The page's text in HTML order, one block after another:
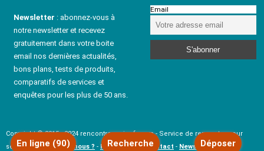
Newsletter : abonnez-vous à
notre newsletter et recevez
gratuitement dans votre boite
email nos dernières actualités,
bons plans, tests de produits,
comparatifs de services et
enquêtes pour les plus de 50 ans.
Email
Copyright © 2015 - 2024 rencontresenior-fr.com - Service de rencontre pour
senior -Qui sommes-nous ? - Formulaire de contact - Newsletter
En ligne (90) Recherche Déposer